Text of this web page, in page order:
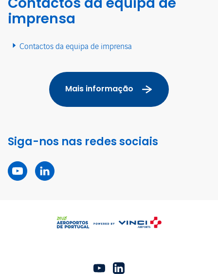
imprensa
Contactos da equipa de imprensa
Mais informação
Siga-nos nas redes sociais